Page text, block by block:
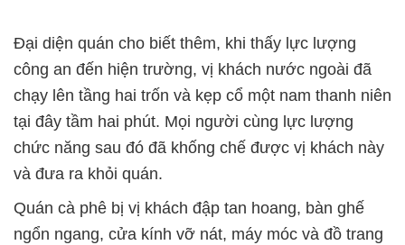
Đại diện quán cho biết thêm, khi thấy lực lượng
công an đến hiện trường, vị khách nước ngoài đã
chạy lên tầng hai trốn và kẹp cổ một nam thanh niên
tại đây tầm hai phút. Mọi người cùng lực lượng
chức năng sau đó đã khống chế được vị khách này
và đưa ra khỏi quán.
Quán cà phê bị vị khách đập tan hoang, bàn ghế
ngổn ngang, cửa kính vỡ nát, máy móc và đồ trang